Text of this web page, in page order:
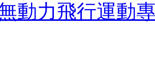
動力飛行運動